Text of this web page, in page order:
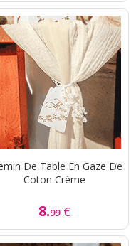
De Table En Gaze De
Coton Crème
8.99 €